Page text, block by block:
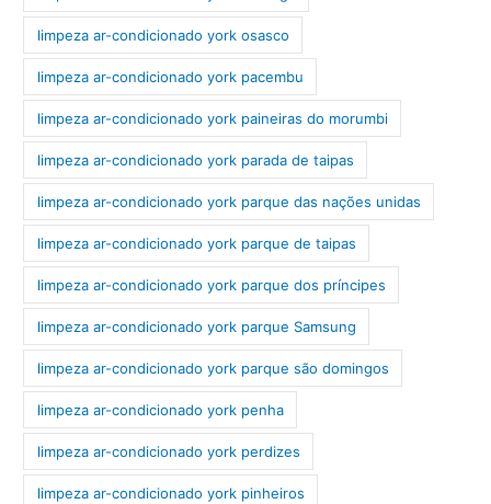
limpeza ar-condicionado york osasco
limpeza ar-condicionado york pacembu
limpeza ar-condicionado york paineiras do morumbi
limpeza ar-condicionado york parada de taipas
limpeza ar-condicionado york parque das nações unidas
limpeza ar-condicionado york parque de taipas
limpeza ar-condicionado york parque dos príncipes
limpeza ar-condicionado york parque Samsung
limpeza ar-condicionado york parque são domingos
limpeza ar-condicionado york penha
limpeza ar-condicionado york perdizes
limpeza ar-condicionado york pinheiros